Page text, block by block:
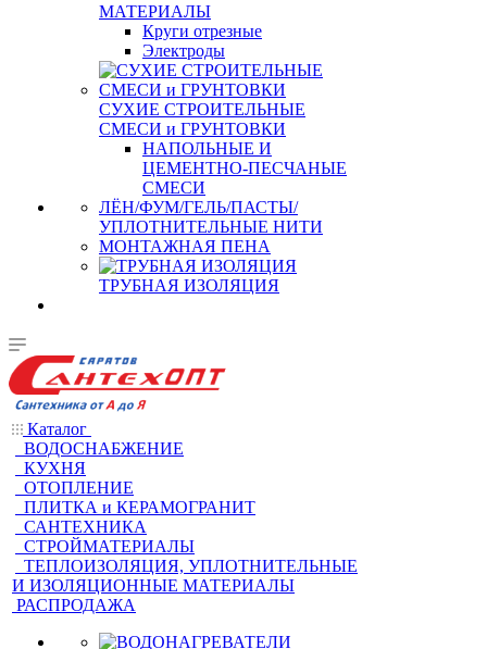
МАТЕРИАЛЫ
Круги отрезные
Электроды
СУХИЕ СТРОИТЕЛЬНЫЕ
СМЕСИ и ГРУНТОВКИ
НАПОЛЬНЫЕ И
ЦЕМЕНТНО-ПЕСЧАНЫЕ
СМЕСИ
ЛЁН/ФУМ/ГЕЛЬ/ПАСТЫ/
УПЛОТНИТЕЛЬНЫЕ НИТИ
МОНТАЖНАЯ ПЕНА
ТРУБНАЯ ИЗОЛЯЦИЯ
Каталог
ВОДОСНАБЖЕНИЕ
КУХНЯ
ОТОПЛЕНИЕ
ПЛИТКА и КЕРАМОГРАНИТ
САНТЕХНИКА
СТРОЙМАТЕРИАЛЫ
ТЕПЛОИЗОЛЯЦИЯ, УПЛОТНИТЕЛЬНЫЕ
И ИЗОЛЯЦИОННЫЕ МАТЕРИАЛЫ
РАСПРОДАЖА